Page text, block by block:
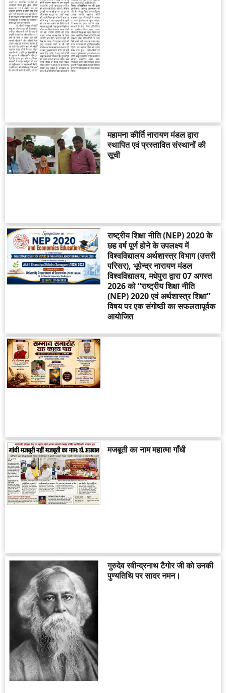
महामना कीर्ति नारायण मंडल द्वारा
स्थापित एवं प्रस्तावित संस्थानों की
सूची
राष्ट्रीय शिक्षा नीति (NEP) 2020 के
छह वर्ष पूर्ण होने के उपलक्ष्य में
विश्वविद्यालय अर्थशास्त्र विभाग (उत्तरी
परिसर), भूपेन्द्र नारायण मंडल
विश्वविद्यालय, मधेपुरा द्वारा 07 अगस्त
2026 को “राष्ट्रीय शिक्षा नीति
(NEP) 2020 एवं अर्थशास्त्र शिक्षा”
विषय पर एक संगोष्ठी का सफलतापूर्वक
आयोजित
मजबूती का नाम महात्मा गाँधी
गुरुदेव रवीन्द्रनाथ टैगोर जी को उनकी
पुण्यतिथि पर सादर नमन।